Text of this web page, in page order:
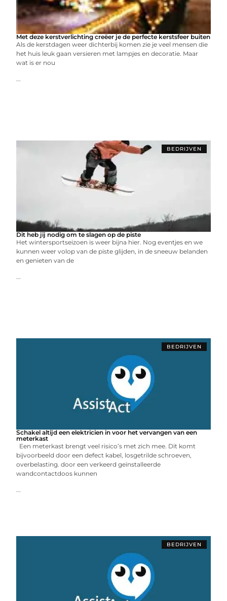
Met deze kerstverlichting creëer je de perfecte kerstsfeer buiten
Als de kerstdagen weer dichterbij komen zie je veel mensen die
het huis leuk gaan versieren met lampjes en decoratie. Maar
wat is er nou
...
BEDRIJVEN
Dit heb jij nodig om te slagen op de piste
Het wintersportseizoen is weer bijna hier. Nog eventjes en we
kunnen weer volop van de piste glijden, in de sneeuw belanden
en genieten van de
...
BEDRIJVEN
Schakel altijd een elektricien in voor het vervangen van een
meterkast
Een meterkast brengt veel risico’s met zich mee. Dit komt
bijvoorbeeld door een defect kabel, losgetrilde schroeven,
overbelasting. door een verkeerd geïnstalleerde
wandcontactdoos kunnen
...
BEDRIJVEN